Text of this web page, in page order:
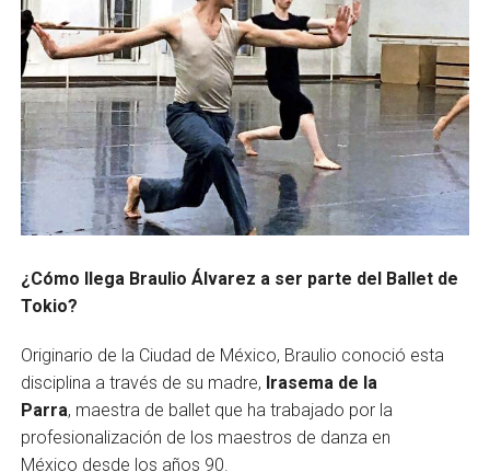
¿Cómo llega Braulio Álvarez a ser parte del Ballet de
Tokio?
Originario de la Ciudad de México, Braulio conoció esta
disciplina a través de su madre, Irasema de la
Parra, maestra de ballet que ha trabajado por la
profesionalización de los maestros de danza en
México desde los años 90.